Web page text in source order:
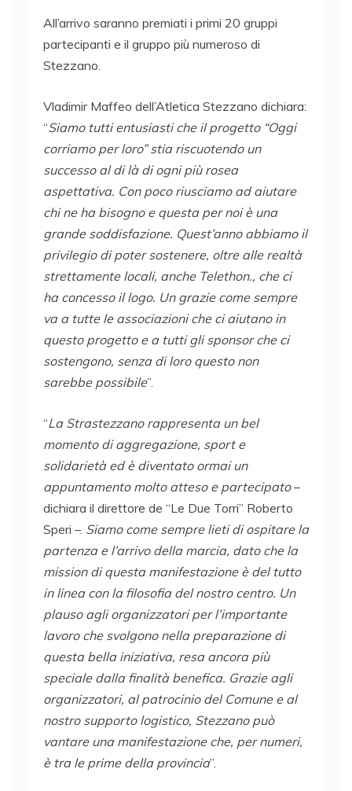
All’arrivo saranno premiati i primi 20 gruppi
partecipanti e il gruppo più numeroso di
Stezzano.
Vladimir Maffeo dell’Atletica Stezzano dichiara:
“Siamo tutti entusiasti che il progetto “Oggi
corriamo per loro” stia riscuotendo un
successo al di là di ogni più rosea
aspettativa. Con poco riusciamo ad aiutare
chi ne ha bisogno e questa per noi è una
grande soddisfazione. Quest’anno abbiamo il
privilegio di poter sostenere, oltre alle realtà
strettamente locali, anche Telethon., che ci
ha concesso il logo. Un grazie come sempre
va a tutte le associazioni che ci aiutano in
questo progetto e a tutti gli sponsor che ci
sostengono, senza di loro questo non
sarebbe possibile”.
“La Strastezzano rappresenta un bel
momento di aggregazione, sport e
solidarietà ed è diventato ormai un
appuntamento molto atteso e partecipato–
dichiara il direttore de “Le Due Torri” Roberto
Speri –. Siamo come sempre lieti di ospitare la
partenza e l’arrivo della marcia, dato che la
mission di questa manifestazione è del tutto
in linea con la filosofia del nostro centro. Un
plauso agli organizzatori per l’importante
lavoro che svolgono nella preparazione di
questa bella iniziativa, resa ancora più
speciale dalla finalità benefica. Grazie agli
organizzatori, al patrocinio del Comune e al
nostro supporto logistico, Stezzano può
vantare una manifestazione che, per numeri,
è tra le prime della provincia”.